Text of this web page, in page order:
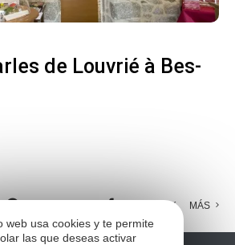
de Louvrié à Bes-
FACEBOOK MÁS
web usa cookies y te permite
las que deseas activar